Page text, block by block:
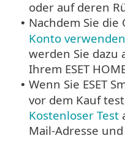
oder auf deren
• Nachdem Sie die
Konto verwenden
werden Sie dazu
Ihrem ESET
• Wenn Sie ESET
vor dem Kauf
Kostenloser Test
Mail-Adresse